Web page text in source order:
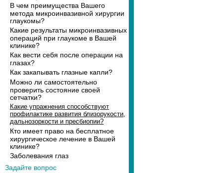
В чем преимущества Вашего
метода микроинвазивной хирургии
глаукомы?
Какие результаты микроинвазивных
операций при глаукоме в Вашей
клинике?
Как вести себя после операции на
глазах?
Как закапывать глазные капли?
Можно ли самостоятельно
проверить состояние своей
сетчатки?
Какие упражнения способствуют
профилактике развития близорукости,
дальнозоркости и пресбиопии?
Кто имеет право на бесплатное
хирургическое лечение в Вашей
клинике?
Заболевания глаз
Задайте вопрос